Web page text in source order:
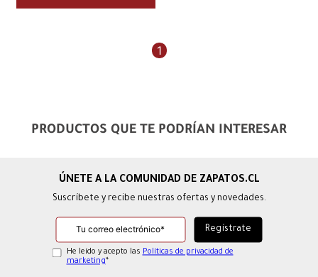
1
PRODUCTOS QUE TE PODRÍAN INTERESAR
Suscríbete y recibe nuestras ofertas y novedades.
He leído y acepto las Políticas de privacidad de
marketing*